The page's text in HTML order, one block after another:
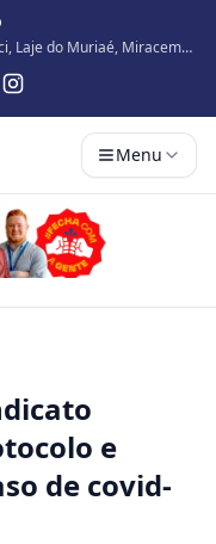
Laje do Muriaé, Miracema,
Antônio de Pádua, Varre
Menu
e
de covid-